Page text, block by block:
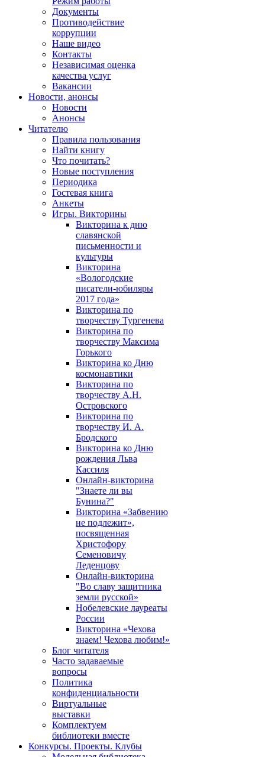
Документы
Противодействие
коррупции
Наше видео
Контакты
Независимая оценка
качества услуг
Вакансии
Новости, анонсы
Новости
Анонсы
Читателю
Правила пользования
Найти книгу
Что почитать?
Новые поступления
Периодика
Гостевая книга
Анкеты
Игры. Викторины
Викторина к дню
славянской
письменности и
культуры
Викторина
«Вологодские
писатели-юбиляры
2017 года»
Викторина по
творчеству Тургенева
Викторина по
творчеству Максима
Горького
Викторина ко Дню
космонавтики
Викторина по
творчеству А.Н.
Островского
Викторина по
творчеству И. А.
Бродского
Викторина ко Дню
рождения Льва
Кассиля
Онлайн-викторина
"Знаете ли вы
Бунина?"
Викторина «Забвению
не подлежит»,
посвященная
Христофору
Семеновичу
Леденцову
Онлайн-викторина
"Во славу защитника
земли русской»
Нобелевские лауреаты
России
Викторина «Чехова
знаем! Чехова любим!»
Блог читателя
Часто задаваемые
вопросы
Политика
конфиденциальности
Виртуальные
выставки
Комплектуем
библиотеки вместе
Конкурсы. Проекты. Клубы